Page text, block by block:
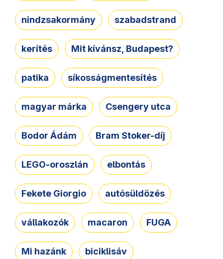
nindzsakormány szabadstrand
kerítés Mit kívánsz, Budapest?
patika síkosságmentesítés
magyar márka Csengery utca
Bodor Ádám Bram Stoker-díj
LEGO-oroszlán elbontás
Fekete Giorgio autósüldözés
vállakozók macaron FUGA
Mi hazánk biciklisáv